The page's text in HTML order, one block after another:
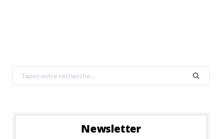
Search
for:
Newsletter